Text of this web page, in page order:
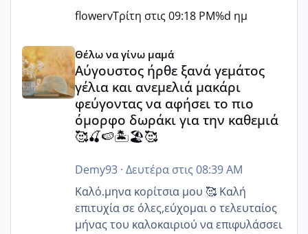
flowervΤρίτη στις 09:18 PM%d ημ
Αύγουστος ήρθε ξανά γεμάτος γέλια και ανεμελιά
Θέλω να γίνω μαμά
Αύγουστος ήρθε ξανά γεμάτος
γέλια και ανεμελιά μακάρι
φεύγοντας να αφήσει το πιο
όμορφο δωράκι για την καθεμιά
🥰🍒🍉🏝️🏖️🥰
Demy93· Δευτέρα στις 08:39 AM
Καλό.μηνα κορίτσια μου 🥰 Καλή
επιτυχία σε όλες,εύχομαι ο τελευταίος
μήνας του καλοκαιριού να επιφυλάσσει